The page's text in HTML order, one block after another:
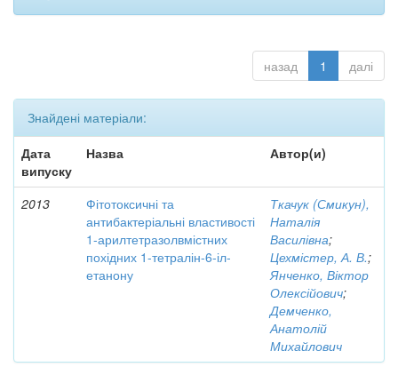
назад 1 далі
Знайдені матеріали:
Дата
випуску
Назва Автор(и)
2013
Фітотоксичні та
антибактеріальні властивості
1-арилтетразолвмістних
похідних 1-тетралін-6-іл-
етанону
Ткачук (Смикун),
Наталія
Василівна;
Цехмістер, А. В.;
Янченко, Віктор
Олексійович;
Демченко,
Анатолій
Михайлович